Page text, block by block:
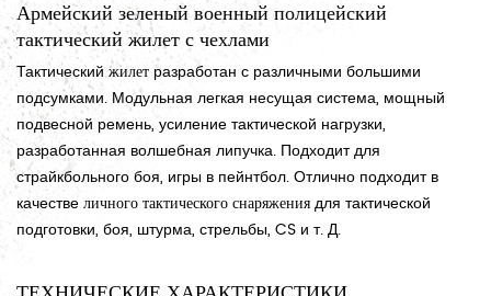
Армейский зеленый военный полицейский
тактический жилет с чехлами
Тактический жилетразработан с различными большими
подсумками. Модульная легкая несущая система, мощный
подвесной ремень, усиление тактической нагрузки,
разработанная волшебная липучка. Подходит для
страйкбольного боя, игры в пейнтбол. Отлично подходит в
качествеличного тактического снаряжениядля тактической
подготовки, боя, штурма, стрельбы, CS и т. Д.